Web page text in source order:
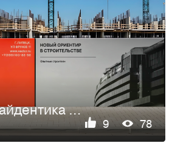
Фирменная айдентика для строительной компании "Вектор!"
9 78